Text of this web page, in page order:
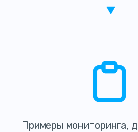
Примеры мониторинга,